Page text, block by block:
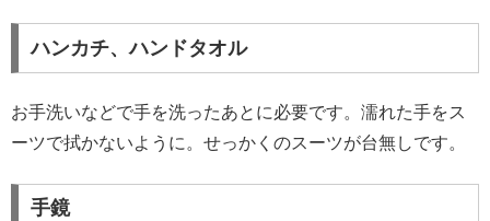
ハンカチ、ハンドタオル
お手洗いなどで手を洗ったあとに必要です。濡れた手をス
ーツで拭かないように。せっかくのスーツが台無しです。
手鏡